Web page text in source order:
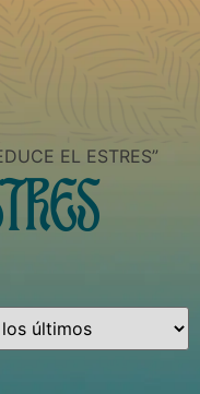
EL ESTRES”